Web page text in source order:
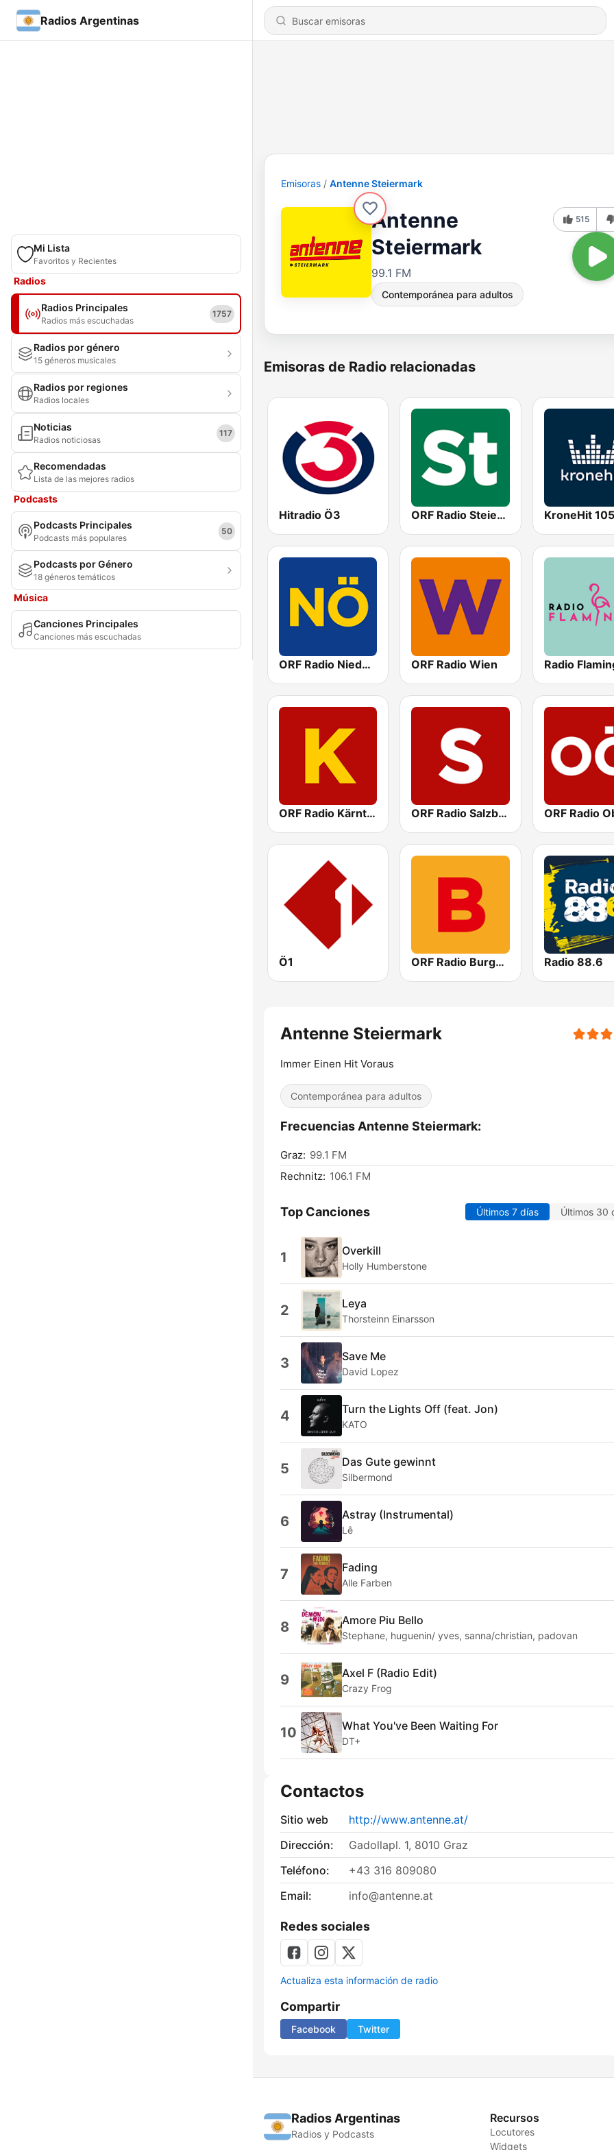
Radios Argentinas
Mi Lista
Favoritos y Recientes
Radios
Radios Principales
Radios más escuchadas
1757
Radios por género
15 géneros musicales
Radios por regiones
Radios locales
Noticias
Radios noticiosas
117
Recomendadas
Lista de las mejores radios
Podcasts
Podcasts Principales
Podcasts más populares
50
Podcasts por Género
18 géneros temáticos
Música
Canciones Principales
Canciones más escuchadas
Emisoras Antenne Steiermark
Antenne
Steiermark
99.1 FM
Contemporánea para adultos
515
Emisoras de Radio relacionadas
Hitradio Ö3 ORF Radio Steiermark KroneHit
ORF Radio Niederösterreich ORF Radio Wien Radio
ORF Radio Kärnten ORF Radio Salzburg
Ö1 ORF Radio Burgenland Radio 88.6
Antenne Steiermark
Immer Einen Hit Voraus
Contemporánea para adultos
Frecuencias Antenne Steiermark:
Graz: 99.1 FM
Rechnitz: 106.1 FM
Top Canciones Últimos 7 días Últimos 30
1 Overkill
Holly Humberstone
2 Leya
Thorsteinn Einarsson
3 Save Me
David Lopez
4 Turn the Lights Off (feat. Jon)
KATO
5 Das Gute gewinnt
Silbermond
6 Astray (Instrumental)
Lê
7 Fading
Alle Farben
8 Amore Piu Bello
Stephane, huguenin/ yves, sanna/christian, padovan
9 Axel F (Radio Edit)
Crazy Frog
10 What You've Been Waiting For
DT+
Contactos
Sitio web
http://www.antenne.at/
Dirección:
Gadollapl. 1, 8010 Graz
Teléfono:
+43 316 809080
Email:
info@antenne.at
Redes sociales
Actualiza esta información de radio
Compartir
Facebook Twitter
Radios Argentinas
Radios y Podcasts
Recursos
Locutores
Widgets